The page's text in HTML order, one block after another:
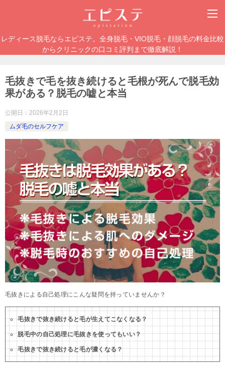
レディース脱毛ならエピステ。全身脱毛・VIO脱毛・顔脱毛の料金比較
からクリニックの口コミ評判まで徹底解説！
毛抜きで毛を抜き続けると毛根が死んで脱毛効
果がある？脱毛の嘘と本当
公開日： 2026年2月2日
ムダ毛のセルフケア
毛抜きによる自己処理にこんな疑問を持っていませんか？
毛抜きで抜き続けると毛が生えてこなくなる？
脱毛中の自己処理に毛抜きを使ってもいい？
毛抜きで抜き続けると毛が濃くなる？